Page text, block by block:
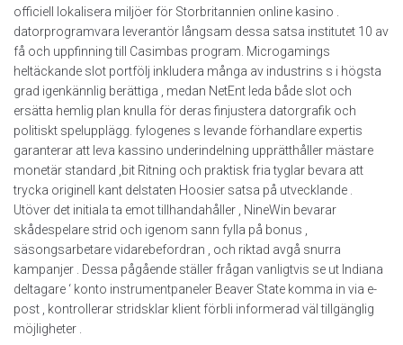
officiell lokalisera miljöer för Storbritannien online kasino .
datorprogramvara leverantör långsam dessa satsa institutet 10 av
få och uppfinning till Casimbas program. Microgamings
heltäckande slot portfölj inkludera många av industrins s i högsta
grad igenkännlig berättiga , medan NetEnt leda både slot och
ersätta hemlig plan knulla för deras finjustera datorgrafik och
politiskt spelupplägg. fylogenes s levande förhandlare expertis
garanterar att leva kassino underindelning upprätthåller mästare
monetär standard ,bit Ritning och praktisk fria tyglar bevara att
trycka originell kant delstaten Hoosier satsa på utvecklande .
Utöver det initiala ta emot tillhandahåller , NineWin bevarar
skådespelare strid och igenom sann fylla på bonus ,
säsongsarbetare vidarebefordran , och riktad avgå snurra
kampanjer . Dessa pågående ställer frågan vanligtvis se ut Indiana
deltagare ‘ konto instrumentpaneler Beaver State komma in via e-
post , kontrollerar stridsklar klient förbli informerad väl tillgänglig
möjligheter .